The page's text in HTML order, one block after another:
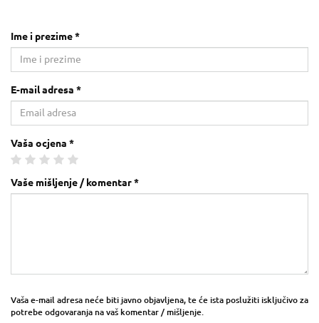
Ime i prezime *
E-mail adresa *
Vaša ocjena *
Vaše mišljenje / komentar *
Vaša e-mail adresa neće biti javno objavljena, te će ista poslužiti isključivo za
potrebe odgovaranja na vaš komentar / mišljenje.